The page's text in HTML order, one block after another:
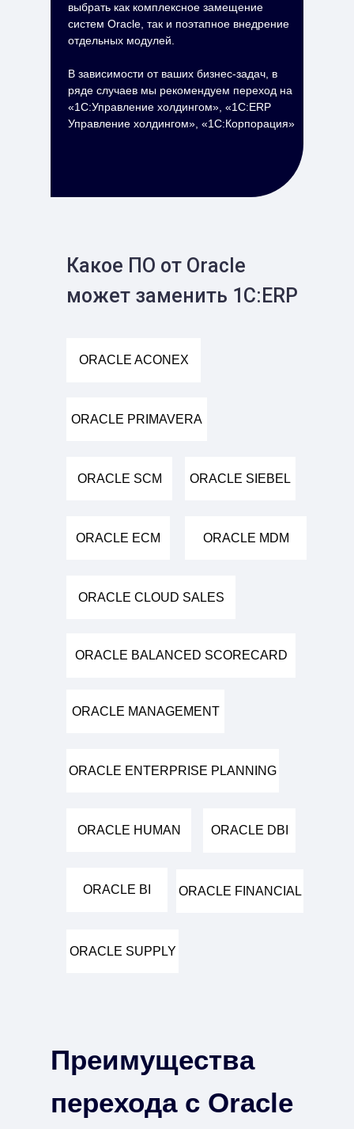
выбрать как комплексное замещение
систем Oracle, так и поэтапное внедрение
отдельных модулей.
В зависимости от ваших бизнес-задач, в
ряде случаев мы рекомендуем переход на
«1С:Управление холдингом», «1C:ERP
Управление холдингом», «1C:Корпорация»
Какое ПО от Oracle
может заменить 1С:ERP
ORACLE ACONEX
ORACLE BALANCED SCORECARD
ORACLE BI
ORACLE CLOUD SALES
ORACLE DBI
ORACLE ECM
ORACLE PRIMAVERA
ORACLE MDM
ORACLE MANAGEMENT
ORACLE FINANCIAL
ORACLE HUMAN
ORACLE ENTERPRISE PLANNING
ORACLE SCM ORACLE SIEBEL
ORACLE SUPPLY
Преимущества
перехода с Oracle